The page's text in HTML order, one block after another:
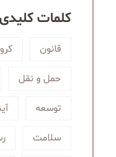
کلمات کلیدی
قانون
حمل و نقل
توسعه
سلامت